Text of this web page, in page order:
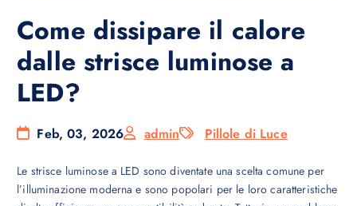
Come dissipare il calore
dalle strisce luminose a
LED?
Feb, 03, 2026 admin Pillole di Luce
Le strisce luminose a LED sono diventate una scelta comune per
l’illuminazione moderna e sono popolari per le loro caratteristiche